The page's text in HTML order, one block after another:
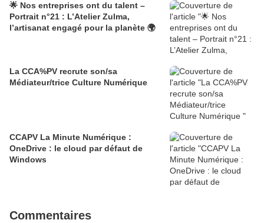
🌟 Nos entreprises ont du talent –
Portrait n°21 : L’Atelier Zulma,
l’artisanat engagé pour la planète 🌍
La CCA%PV recrute son/sa
Médiateur/trice Culture Numérique
CCAPV La Minute Numérique :
OneDrive : le cloud par défaut de
Windows​​​​​​​
Commentaires